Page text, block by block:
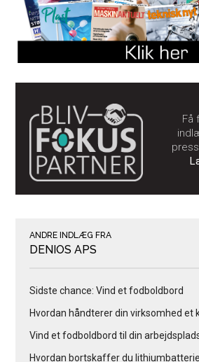
Få
ANDRE INDLÆG FRA
DENIOS APS
Sidste chance: Vind et fodboldbord
Hvordan håndterer din virksomhed et
Vind et fodboldbord til din
Hvordan bortskaffer du